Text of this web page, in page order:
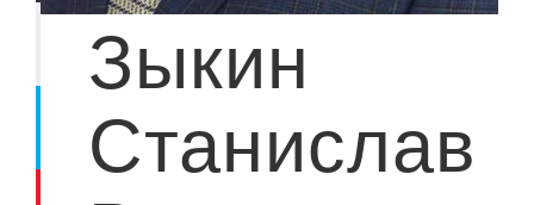
Зыкин
Станислав